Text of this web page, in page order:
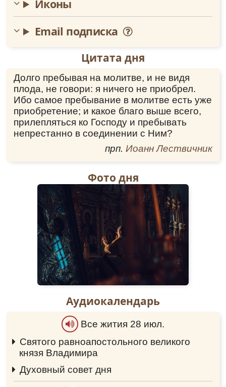
Иконы
Email подписка
Цитата дня
Долго пребывая на молитве, и не видя
плода, не говори: я ничего не приобрел.
Ибо самое пребывание в молитве есть уже
приобретение; и какое благо выше всего,
прилепляться ко Господу и пребывать
непрестанно в соединении с Ним?
прп. Иоанн Лествичник
Фото дня
Аудиокалендарь
Все жития 28 июл.
Святого равноапостольного великого
князя Владимира
0:00
Духовный совет дня
0:00